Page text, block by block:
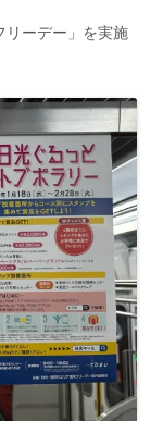
リーデー」を実施